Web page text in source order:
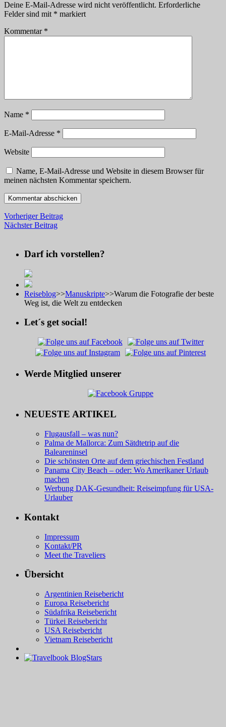
Deine E-Mail-Adresse wird nicht veröffentlicht. Erforderliche
Felder sind mit * markiert
Kommentar *
Name *
E-Mail-Adresse *
Website
Name, E-Mail-Adresse und Website in diesem Browser für
meinen nächsten Kommentar speichern.
Vorheriger Beitrag
Nächster Beitrag
Darf ich vorstellen?
Reiseblog>>Manuskripte>>Warum die Fotografie der beste
Weg ist, die Welt zu entdecken
Let´s get social!
Werde Mitglied unserer
NEUESTE ARTIKEL
Flugausfall – was nun?
Palma de Mallorca: Zum Sätdtetrip auf die
Baleareninsel
Die schönsten Orte auf dem griechischen Festland
Panama City Beach – oder: Wo Amerikaner Urlaub
machen
Werbung DAK-Gesundheit: Reiseimpfung für USA-
Urlauber
Kontakt
Impressum
Kontakt/PR
Meet the Traveliers
Übersicht
Argentinien Reisebericht
Europa Reisebericht
Südafrika Reisebericht
Türkei Reisebericht
USA Reisebericht
Vietnam Reisebericht